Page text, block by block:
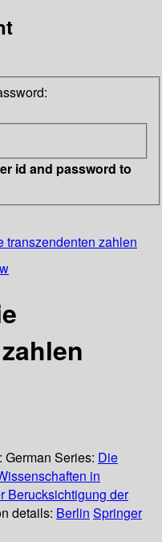
id and password to
transzendenten zahlen
German Series: Die
in
Berucksichtigung der
details: Berlin Springer